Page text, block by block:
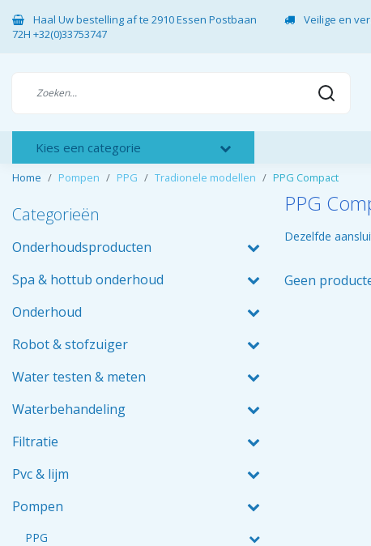
Haal Uw bestelling af te 2910 Essen Postbaan
72H +32(0)33753747
Veilige en
Kies een categorie
Home Pompen PPG Tradionele modellen PPG Compact
Categorieën
Onderhoudsproducten
Spa & hottub onderhoud
Onderhoud
Robot & stofzuiger
Water testen & meten
Waterbehandeling
Filtratie
Pvc & lijm
Pompen
PPG
PPG
Dezelfde
Geen